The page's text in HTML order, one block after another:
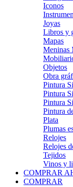
Iconos
Joyas
Libros y
Mapas
Meninas
Objetos
Obra
Pintura
Pintura
Pintura
Pintura
Plata
Plumas
Relojes
Relojes
Tejidos
Vinos y
COMPRAR
COMPRAR